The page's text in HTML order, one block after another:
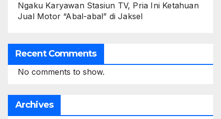
Ngaku Karyawan Stasiun TV, Pria Ini Ketahuan
Jual Motor “Abal-abal” di Jaksel
Recent Comments
No comments to show.
Archives